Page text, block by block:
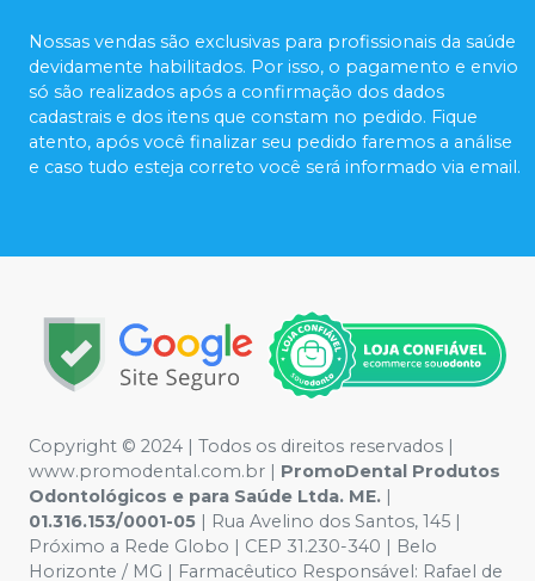
Nossas vendas são exclusivas para profissionais da saúde
devidamente habilitados. Por isso, o pagamento e envio
só são realizados após a confirmação dos dados
cadastrais e dos itens que constam no pedido. Fique
atento, após você finalizar seu pedido faremos a análise
e caso tudo esteja correto você será informado via email.
Copyright © 2024 | Todos os direitos reservados |
www.promodental.com.br | PromoDental Produtos
Odontológicos e para Saúde Ltda. ME. |
01.316.153/0001-05 | Rua Avelino dos Santos, 145 |
Próximo a Rede Globo | CEP 31.230-340 | Belo
Horizonte / MG | Farmacêutico Responsável: Rafael de